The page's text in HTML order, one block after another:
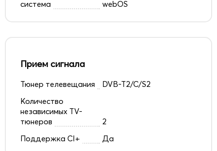
система
webOS
Прием сигнала
Тюнер телевещания
DVB-T2/C/S2
Количество
независимых TV-
тюнеров
2
Поддержка CI+
Да